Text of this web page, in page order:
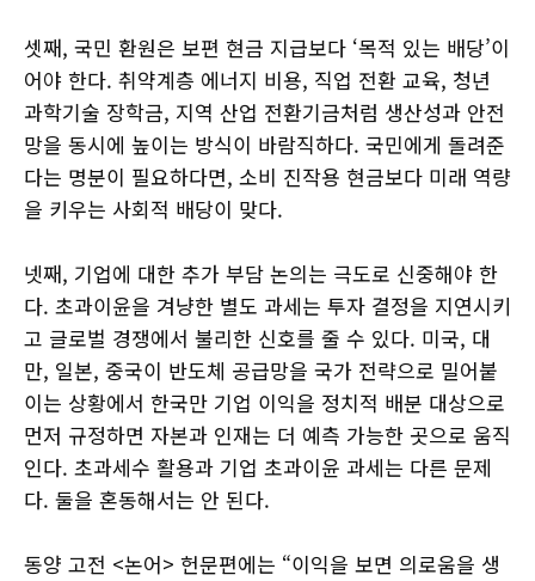
셋째, 국민 환원은 보편 현금 지급보다 ‘목적 있는 배당’이
어야 한다. 취약계층 에너지 비용, 직업 전환 교육, 청년
과학기술 장학금, 지역 산업 전환기금처럼 생산성과 안전
망을 동시에 높이는 방식이 바람직하다. 국민에게 돌려준
다는 명분이 필요하다면, 소비 진작용 현금보다 미래 역량
을 키우는 사회적 배당이 맞다.
넷째, 기업에 대한 추가 부담 논의는 극도로 신중해야 한
다. 초과이윤을 겨냥한 별도 과세는 투자 결정을 지연시키
고 글로벌 경쟁에서 불리한 신호를 줄 수 있다. 미국, 대
만, 일본, 중국이 반도체 공급망을 국가 전략으로 밀어붙
이는 상황에서 한국만 기업 이익을 정치적 배분 대상으로
먼저 규정하면 자본과 인재는 더 예측 가능한 곳으로 움직
인다. 초과세수 활용과 기업 초과이윤 과세는 다른 문제
다. 둘을 혼동해서는 안 된다.
동양 고전 <논어> 헌문편에는 “이익을 보면 의로움을 생